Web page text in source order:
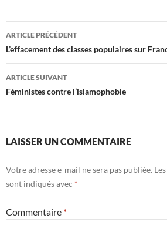
Navigation
des
articles
ARTICLE PRÉCÉDENT
L’effacement des classes populaires sur
ARTICLE SUIVANT
Féministes contre l’islamophobie
LAISSER UN COMMENTAIRE
Votre adresse e-mail ne sera pas publiée.
sont indiqués avec *
Commentaire *